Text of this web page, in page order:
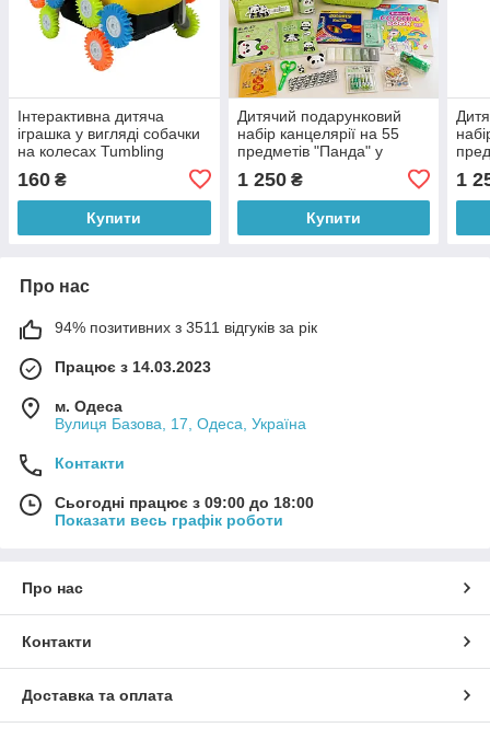
Інтерактивна дитяча
іграшка у вигляді собачки
на колесах Tumbling
(AHMD)
160 ₴
Купити
Дитячий подарунковий
набір канцелярії на 55
предметів "Панда" у
1 250₴
Купити
1
Про нас
94% позитивних з 3511 відгуків за рік
Працює з 14.03.2023
м. Одеса
Вулиця Базова, 17, Одеса, Україна
Контакти
Сьогодні працює з 09:00 до 18:00
Показати весь графік роботи
Про нас
Контакти
Доставка та оплата